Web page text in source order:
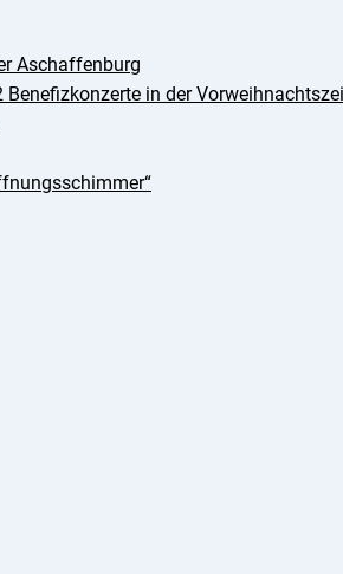
Aschaffenburg
in der